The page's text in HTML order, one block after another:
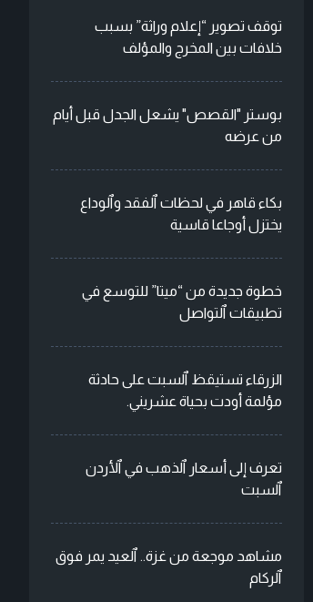
توقف تصوير “إعلام وراثة” بسبب
خلافات بين المخرج والمؤلف
بوستر "القصص" يشعل الجدل قبل أيام
من عرضه
بكاء قاهر في لحظات ٱلفقد وٱلوداع
يختزل أوجاعا قاسية
خطوة جديدة من “ميتا” للتوسع في
تطبيقات ٱلتواصل
الزرقاء تستيقظ ٱلسبت على حادثة
مؤلمة أودت بحياة عشريني.
تعرف إلى أسعار ٱلذهب في ٱلأردن
ٱلسبت
مشاهد موجعة من غزة.. ٱلعيد يمر فوق
ٱلركام